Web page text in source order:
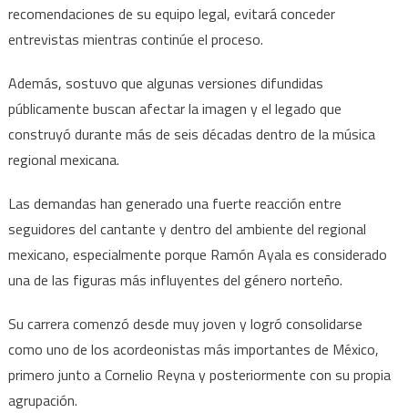
recomendaciones de su equipo legal, evitará conceder
entrevistas mientras continúe el proceso.
Además, sostuvo que algunas versiones difundidas
públicamente buscan afectar la imagen y el legado que
construyó durante más de seis décadas dentro de la música
regional mexicana.
Las demandas han generado una fuerte reacción entre
seguidores del cantante y dentro del ambiente del regional
mexicano, especialmente porque Ramón Ayala es considerado
una de las figuras más influyentes del género norteño.
Su carrera comenzó desde muy joven y logró consolidarse
como uno de los acordeonistas más importantes de México,
primero junto a Cornelio Reyna y posteriormente con su propia
agrupación.